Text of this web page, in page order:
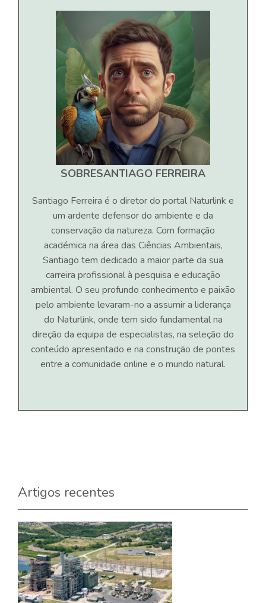
SOBRESANTIAGO FERREIRA
Santiago Ferreira é o diretor do portal Naturlink e
um ardente defensor do ambiente e da
conservação da natureza. Com formação
académica na área das Ciências Ambientais,
Santiago tem dedicado a maior parte da sua
carreira profissional à pesquisa e educação
ambiental. O seu profundo conhecimento e paixão
pelo ambiente levaram-no a assumir a liderança
do Naturlink, onde tem sido fundamental na
direção da equipa de especialistas, na seleção do
conteúdo apresentado e na construção de pontes
entre a comunidade online e o mundo natural.
Artigos recentes